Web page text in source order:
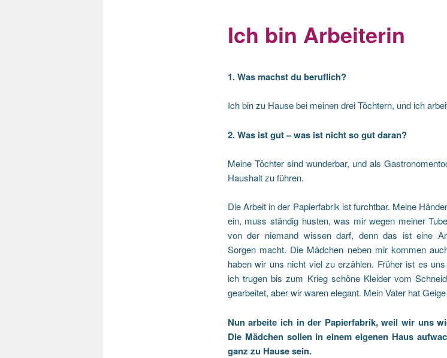
Ich bin Arbeiterin
1. Was machst du beruflich?
Ich bin zu Hause bei meinen drei Töchtern, und ich
2. Was ist gut – was ist nicht so gut daran?
Meine Töchter sind wunderbar, und als
Haushalt zu führen.
Die Arbeit in der Papierfabrik ist furchtbar. Meine
ein, muss ständig husten, was mir wegen meiner
von der niemand wissen darf, denn das ist eine
Sorgen macht. Die Mädchen neben mir kommen
haben wir uns nicht viel zu erzählen. Früher ist es
ich trugen bis zum Krieg schöne Kleider vom
gearbeitet, aber wir waren elegant. Mein Vater hat
Nun arbeite ich in der Papierfabrik, weil wir uns
Die Mädchen sollen in einem eigenen Haus
ganz zu Hause sein.